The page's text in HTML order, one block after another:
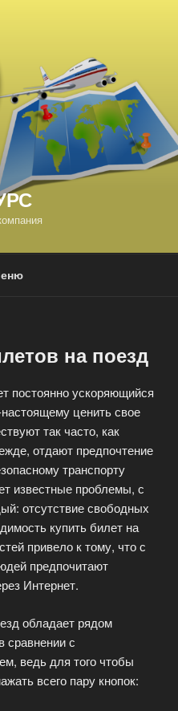
на поезд
постоянно ускоряющийся
ценить свое
так часто, как
отдают предпочтение
транспорту
известные проблемы, с
отсутствие свободных
купить билет на
привело к тому, что с
предпочитают
Интернет.
обладает рядом
сравнении с
ведь для того чтобы
всего пару кнопок: